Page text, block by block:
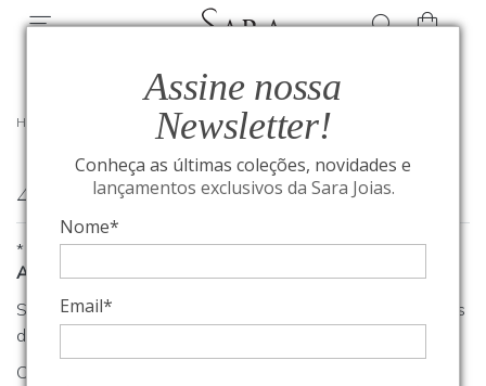
Assine nossa
Newsletter!
Conheça as últimas coleções, novidades e
lançamentos exclusivos da Sara Joias.
Nome*
Email*
HOME
404
*
A página que você procura não foi encontrada
Se você estava procurando algum produto, clique em um dos
departamentos ou seções no menu acima.
Caso necessite de outro tipo de informação, entre em